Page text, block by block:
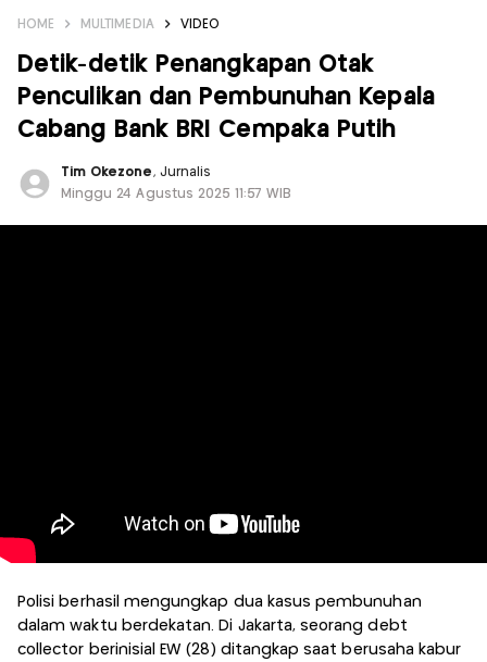
HOME MULTIMEDIA VIDEO
Detik-detik Penangkapan Otak
Penculikan dan Pembunuhan Kepala
Cabang Bank BRI Cempaka Putih
Tim Okezone , Jurnalis
Minggu 24 Agustus 2025 11:57 WIB
Polisi berhasil mengungkap dua kasus pembunuhan
dalam waktu berdekatan. Di Jakarta, seorang debt
collector berinisial EW (28) ditangkap saat berusaha kabur